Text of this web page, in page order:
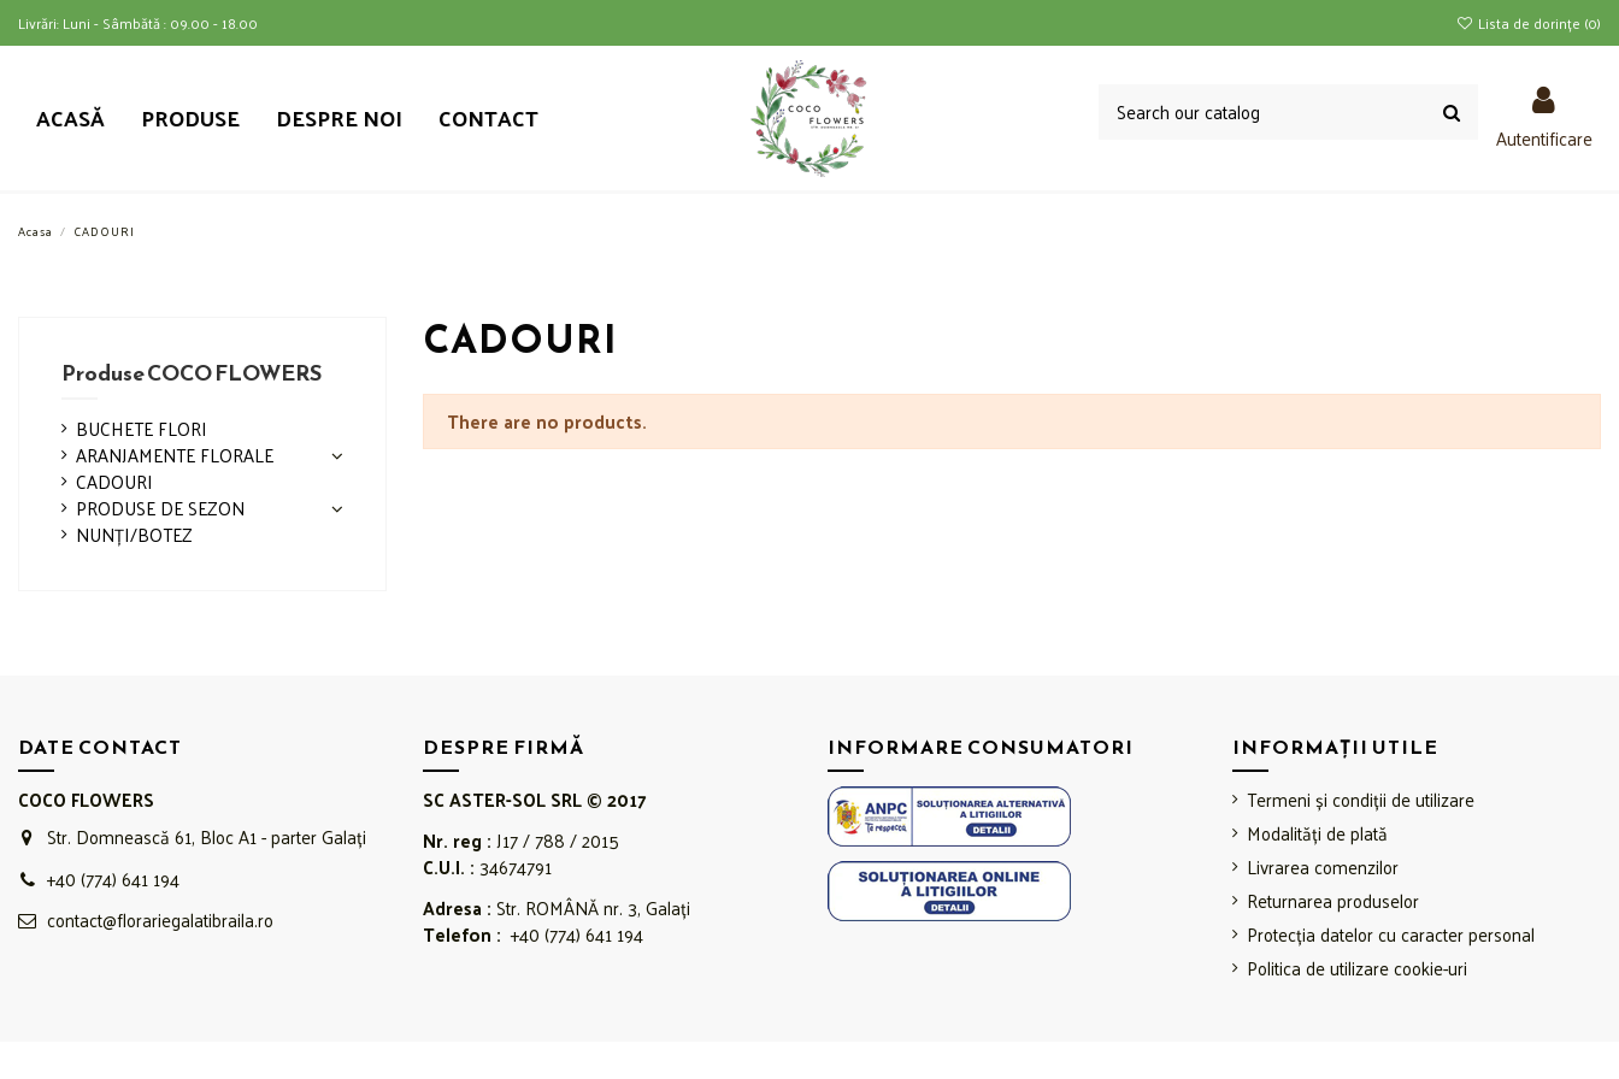
Livrări: Luni - Sâmbătă : 09.00 - 18.00 Lista de dorințe (0)
ACASĂ PRODUSE DESPRE NOI CONTACT
Autentificare
Acasa CADOURI
CADOURI
There are no products.
Produse COCO FLOWERS
BUCHETE FLORI
ARANJAMENTE FLORALE
CADOURI
PRODUSE DE SEZON
NUNȚI/BOTEZ
DATE CONTACT
COCO FLOWERS
Str. Domnească 61, Bloc A1 - parter Galați
+40 (774) 641 194
contact@florariegalatibraila.ro
DESPRE FIRMĂ
SC ASTER-SOL SRL © 2017
Nr. reg :J17 / 788 / 2015
C.U.I. :34674791
Adresa :Str. ROMÂNĂ nr. 3, Galați
Telefon : +40 (774) 641 194
INFORMARE CONSUMATORI INFORMAȚII UTILE
Termeni și condiții de utilizare
Modalități de plată
Livrarea comenzilor
Returnarea produselor
Protecția datelor cu caracter personal
Politica de utilizare cookie-uri